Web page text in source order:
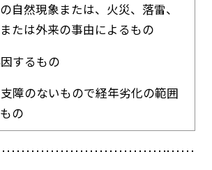
自然現象または、火災、落雷、
たは外来の事由によるもの
するもの
障のないもので経年劣化の範囲
の